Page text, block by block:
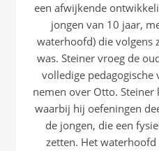
een afwijkende
jongen van 10 jaar,
waterhoofd) die volgens
was. Steiner vroeg de
volledige
nemen over Otto.
waarbij hij oefeningen
de jongen, die een
zetten. Het